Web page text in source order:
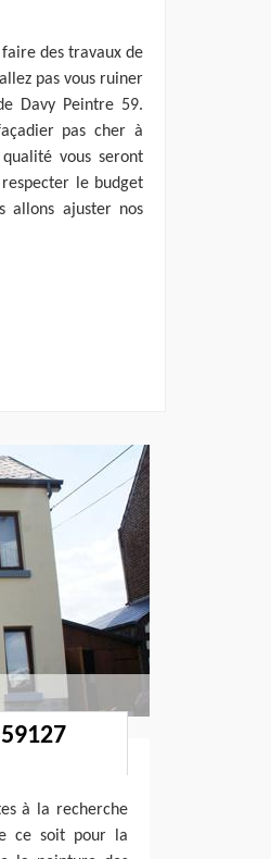
faire des travaux de
pas vous ruiner
Davy Peintre 59.
pas cher à
vous seront
le budget
allons ajuster nos
à la recherche
ce soit pour la